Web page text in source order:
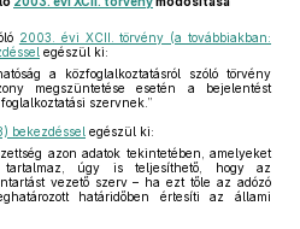
2003. évi XCII. törvény (a továbbiakban:
egészül ki:
a közfoglalkoztatásról szóló törvény
megszüntetése esetén a bejelentést
szervnek.”
bekezdéssel egészül ki:
azon adatok tekintetében, amelyeket
tartalmaz, úgy is teljesíthető, hogy az
vezető szerv – ha ezt tőle az adózó
határidőben értesíti az állami